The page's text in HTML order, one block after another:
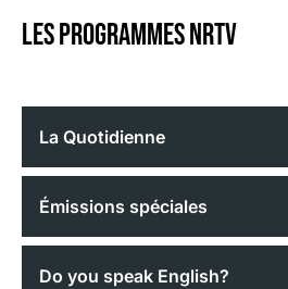
Les programmes nrtv
La Quotidienne
Émissions spéciales
Do you speak English?